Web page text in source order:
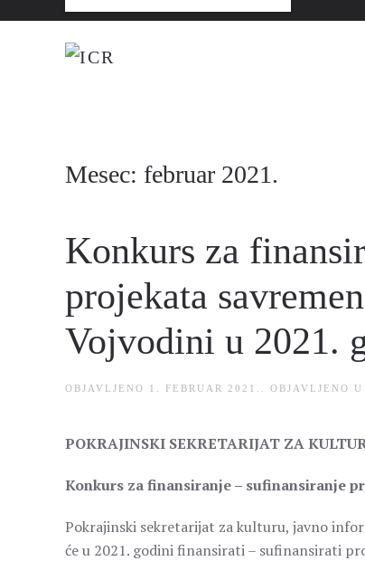
Mesec: februar 2021.
Konkurs za
projekata
Vojvodini u 2021.
OBJAVLJENO 1. FEBRUAR 2021. . OBJAVLJENO U
POKRAJINSKI SEKRETARIJAT ZA
Konkurs za finansiranje – sufinansiranje
Pokrajinski sekretarijat za kulturu, javno
će u 2021. godini finansirati – sufinansirati